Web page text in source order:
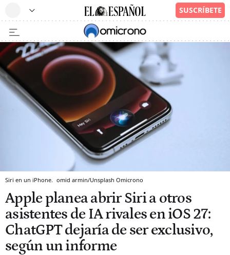
Siri en un iPhone. omid armin/Unsplash Omicrono
Apple planea abrir Siri a otros
asistentes de IA rivales en iOS 27:
ChatGPT dejaría de ser exclusivo,
según un informe